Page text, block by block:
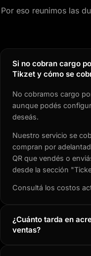
Por eso reunimos las
Si no cobran cargo
Tikzet y cómo se
No cobramos cargo
aunque podés
deseás.
Nuestro servicio se
compran por
QR que vendés o
desde la sección
Consultá los costos
¿Cuánto tarda en
ventas?